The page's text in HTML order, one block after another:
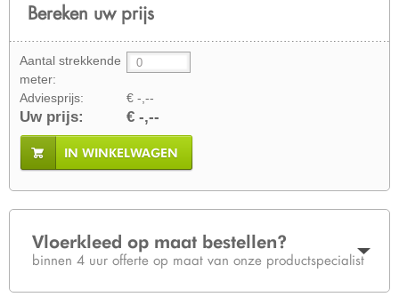
Bereken uw prijs
Aantal strekkende
meter:
Adviesprijs:
€ -,--
Uw prijs: € -,--
IN WINKELWAGEN
Vloerkleed op maat bestellen?
binnen 4 uur offerte op maat van onze productspecialist